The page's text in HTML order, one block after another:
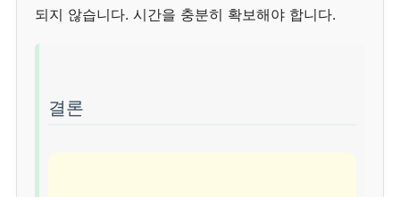
되지 않습니다. 시간을 충분히 확보해야 합니다.
결론